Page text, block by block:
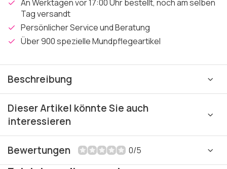
An Werktagen vor 17:00 Uhr bestellt, noch am selben
Tag versandt
Persönlicher Service und Beratung
Über 900 spezielle Mundpflegeartikel
Beschreibung
Dieser Artikel könnte Sie auch
interessieren
Bewertungen 0/5